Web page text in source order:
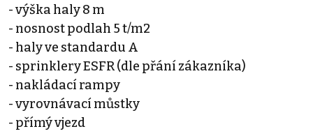
- výška haly 8 m
- nosnost podlah 5 t/m2
- haly ve standardu A
- sprinklery ESFR (dle přání zákazníka)
- nakládací rampy
- vyrovnávací můstky
- přímý vjezd